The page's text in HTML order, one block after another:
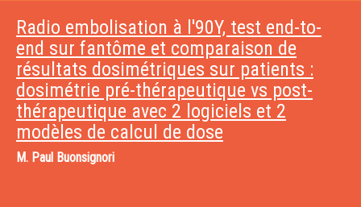
Radio embolisation à l'90Y, test end-to-
end sur fantôme et comparaison de
résultats dosimétriques sur patients :
dosimétrie pré-thérapeutique vs post-
thérapeutique avec 2 logiciels et 2
modèles de calcul de dose
M. Paul Buonsignori